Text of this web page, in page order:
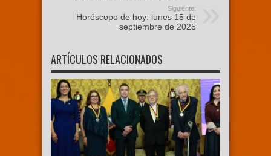
Siguiente:
Horóscopo de hoy: lunes 15 de
septiembre de 2025
ARTÍCULOS RELACIONADOS